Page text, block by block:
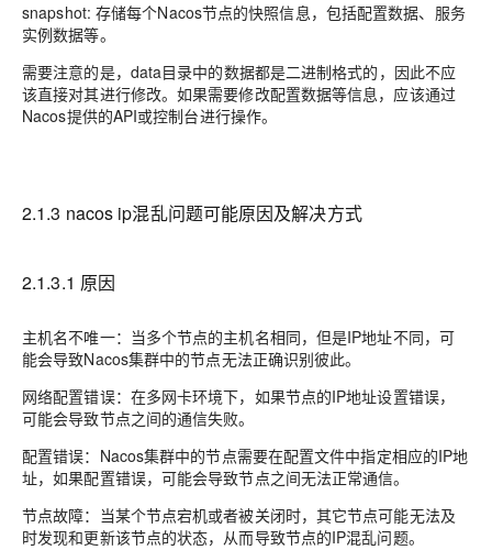
snapshot: 存储每个Nacos节点的快照信息，包括配置数据、服务
实例数据等。
需要注意的是，data目录中的数据都是二进制格式的，因此不应
该直接对其进行修改。如果需要修改配置数据等信息，应该通过
Nacos提供的API或控制台进行操作。
2.1.3 nacos ip混乱问题可能原因及解决方式
2.1.3.1 原因
主机名不唯一：当多个节点的主机名相同，但是IP地址不同，可
能会导致Nacos集群中的节点无法正确识别彼此。
网络配置错误：在多网卡环境下，如果节点的IP地址设置错误，
可能会导致节点之间的通信失败。
配置错误：Nacos集群中的节点需要在配置文件中指定相应的IP地
址，如果配置错误，可能会导致节点之间无法正常通信。
节点故障：当某个节点宕机或者被关闭时，其它节点可能无法及
时发现和更新该节点的状态，从而导致节点的IP混乱问题。